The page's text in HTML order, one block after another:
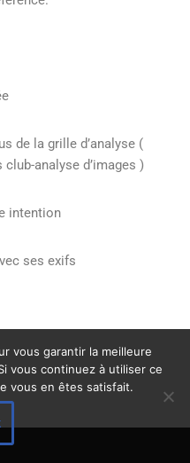
de la grille d’analyse (
analyse d’images )
intention
ses exifs
vous garantir la meilleure
vous continuez à utiliser ce
vous en êtes satisfait.